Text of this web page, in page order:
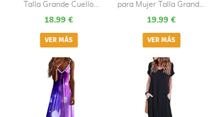
Talla Grande Cuello
Redondo, Color Sólido
Retro de Lino y Algodón
Irregular Suelto de
Manga Corta Falda Cami
con Bolsillos
18.99 €
para Mujer Talla Grande,
Bohemio Vestido de
Largos Verano Boho
Falda Larga Maxi
Playeros Noche
Vacaciones
19.99 €